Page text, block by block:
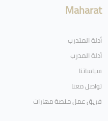
Maharat
أدلة المتدرب
أدلة المدرب
سياساتنا
تواصل معنا
فريق عمل منصة مهارات